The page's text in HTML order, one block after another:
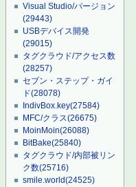
Visual Studio/バージョン
(29443)
USBデバイス開発
(29015)
タグクラウド/アクセス数
(28257)
セブン・ステップ・ガイ
ド(28078)
IndivBox.key(27584)
MFC/クラス(26675)
MoinMoin(26088)
BitBake(25840)
タグクラウド/内部被リン
ク数(25716)
smile.world(24525)